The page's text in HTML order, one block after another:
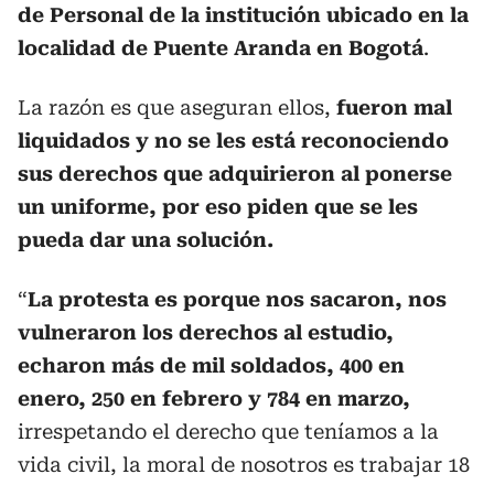
de Personal de la institución ubicado en la
localidad de Puente Aranda en Bogotá.
La razón es que aseguran ellos, fueron mal
liquidados y no se les está reconociendo
sus derechos que adquirieron al ponerse
un uniforme, por eso piden que se les
pueda dar una solución.
“La protesta es porque nos sacaron, nos
vulneraron los derechos al estudio,
echaron más de mil soldados, 400 en
enero, 250 en febrero y 784 en marzo,
irrespetando el derecho que teníamos a la
vida civil, la moral de nosotros es trabajar 18